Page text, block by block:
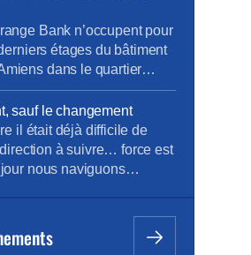
de salariés, inquiets
et du manque
leur […]
Bank n’occupent pour
étages du bâtiment
dans le quartier
Crozier, président
CGC d’Orange, était ce
pour rencontrer les
dossiers locaux.
et les effectifs […]
sauf le changement
il était déjà difficile de
à suivre… force est
nous naviguons
pansement ! Envie d’en